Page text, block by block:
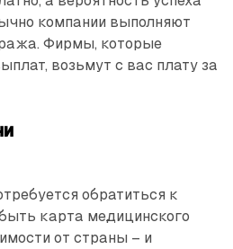
компании выполняют
Фирмы, которые
возьмут с вас плату за
обратиться к
карта медицинского
от страны – и